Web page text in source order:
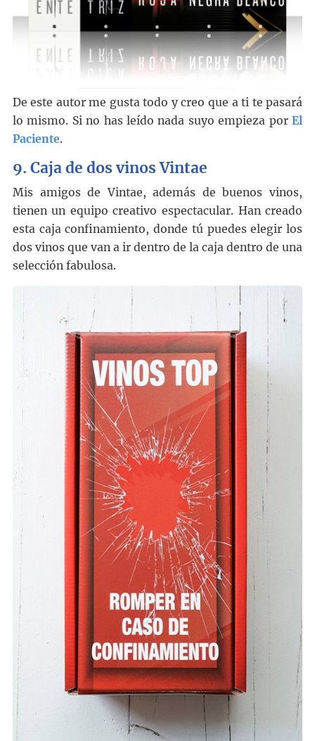
De este autor me gusta todo y creo que a ti te pasará
lo mismo. Si no has leído nada suyo empieza porEl
Paciente.
9. Caja de dos vinos Vintae
Mis amigos de Vintae, además de buenos vinos,
tienen un equipo creativo espectacular. Han creado
esta caja confinamiento, donde tú puedes elegir los
dos vinos que van a ir dentro de la caja dentro de una
selección fabulosa.